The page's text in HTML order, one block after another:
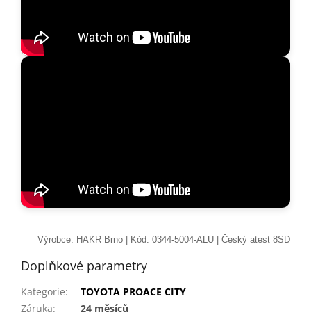
Výrobce: HAKR Brno | Kód: 0344-5004-ALU | Český atest 8SD
Doplňkové parametry
Kategorie:
TOYOTA PROACE CITY
Záruka:
24 měsíců